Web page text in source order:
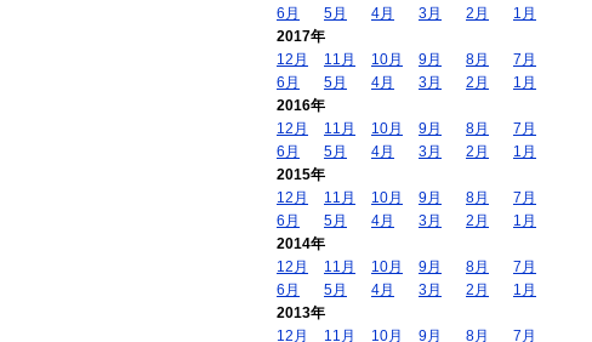
6月
5月 4月 3月 2月
1月
2017年
12月
11月 10月 9月 8月
7月
6月
5月 4月 3月 2月
1月
2016年
12月
11月 10月 9月 8月
7月
6月
5月 4月 3月 2月
1月
2015年
12月
11月 10月 9月 8月
7月
6月
5月 4月 3月 2月
1月
2014年
12月
11月 10月 9月 8月
7月
6月
5月 4月 3月 2月
1月
2013年
12月
11月 10月 9月 8月 7月